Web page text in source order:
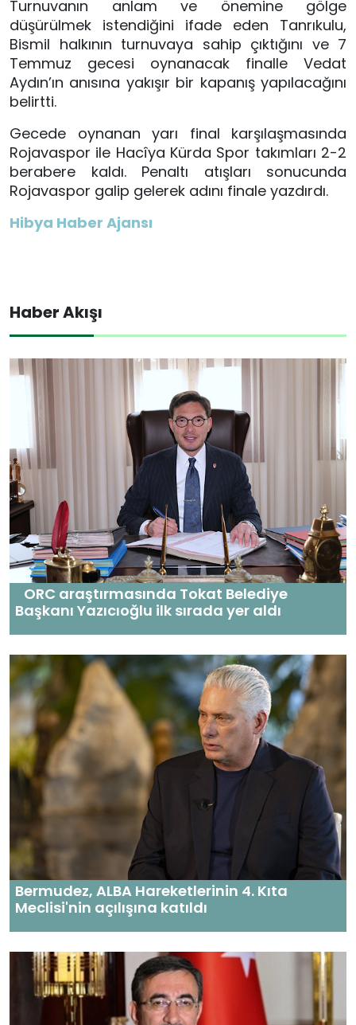
Turnuvanın anlam ve önemine gölge
düşürülmek istendiğini ifade eden Tanrıkulu,
Bismil halkının turnuvaya sahip çıktığını ve 7
Temmuz gecesi oynanacak finalle Vedat
Aydın’ın anısına yakışır bir kapanış yapılacağını
belirtti.
Gecede oynanan yarı final karşılaşmasında
Rojavaspor ile Hacîya Kürda Spor takımları 2-2
berabere kaldı. Penaltı atışları sonucunda
Rojavaspor galip gelerek adını finale yazdırdı.
Hibya Haber Ajansı
Haber Akışı
ORC araştırmasında Tokat Belediye
Başkanı Yazıcıoğlu ilk sırada yer aldı
Bermudez, ALBA Hareketlerinin 4. Kıta
Meclisi'nin açılışına katıldı